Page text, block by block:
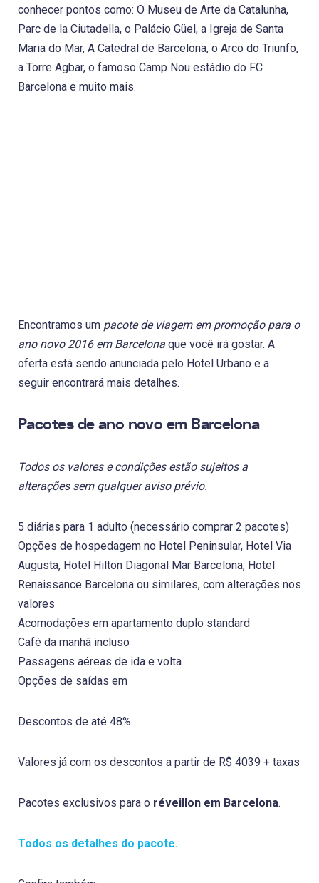
conhecer pontos como: O Museu de Arte da Catalunha,
Parc de la Ciutadella, o Palácio Güel, a Igreja de Santa
Maria do Mar, A Catedral de Barcelona, o Arco do Triunfo,
a Torre Agbar, o famoso Camp Nou estádio do FC
Barcelona e muito mais.
Encontramos um pacote de viagem em promoção para o
ano novo 2016 em Barcelona que você irá gostar. A
oferta está sendo anunciada pelo Hotel Urbano e a
seguir encontrará mais detalhes.
Pacotes de ano novo em Barcelona
Todos os valores e condições estão sujeitos a
alterações sem qualquer aviso prévio.
5 diárias para 1 adulto (necessário comprar 2 pacotes)
Opções de hospedagem no Hotel Peninsular, Hotel Via
Augusta, Hotel Hilton Diagonal Mar Barcelona, Hotel
Renaissance Barcelona ou similares, com alterações nos
valores
Acomodações em apartamento duplo standard
Café da manhã incluso
Passagens aéreas de ida e volta
Opções de saídas em
Descontos de até 48%
Valores já com os descontos a partir de R$ 4039 + taxas
Pacotes exclusivos para o réveillon em Barcelona.
Todos os detalhes do pacote.